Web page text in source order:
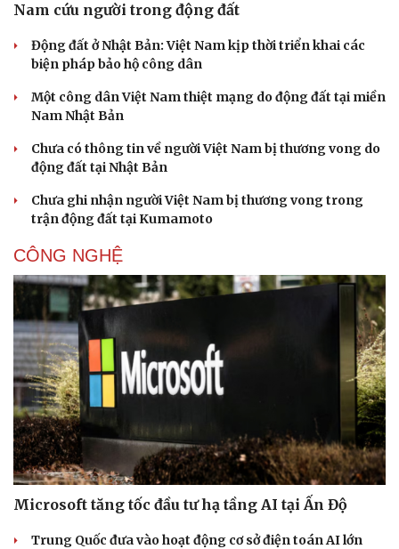
Thông tin doanh nghiệp
Doanh nghiệp 24h
Doanh nhân
Vì cộng đồng
Sành điệu
Trải nghiệm
Nam cứu người trong động đất
Động đất ở Nhật Bản: Việt Nam kịp thời triển khai các
biện pháp bảo hộ công dân
Một công dân Việt Nam thiệt mạng do động đất tại miền
Nam Nhật Bản
Chưa có thông tin về người Việt Nam bị thương vong do
động đất tại Nhật Bản
Chưa ghi nhận người Việt Nam bị thương vong trong
trận động đất tại Kumamoto
CÔNG NGHỆ
Microsoft tăng tốc đầu tư hạ tầng AI tại Ấn Độ
Trung Quốc đưa vào hoạt động cơ sở điện toán AI lớn